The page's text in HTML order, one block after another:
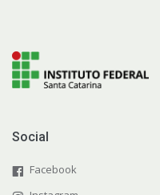
Social
Facebook